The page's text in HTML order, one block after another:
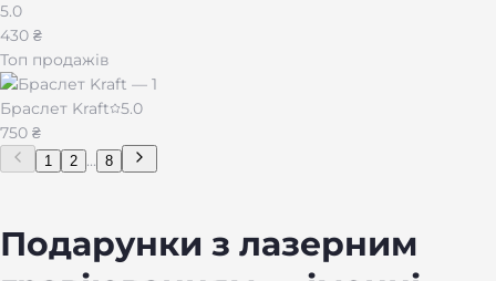
5.0
430 ₴
Топ продажів
Браслет Kraft
5.0
750 ₴
1 2 ... 8
Подарунки з лазерним